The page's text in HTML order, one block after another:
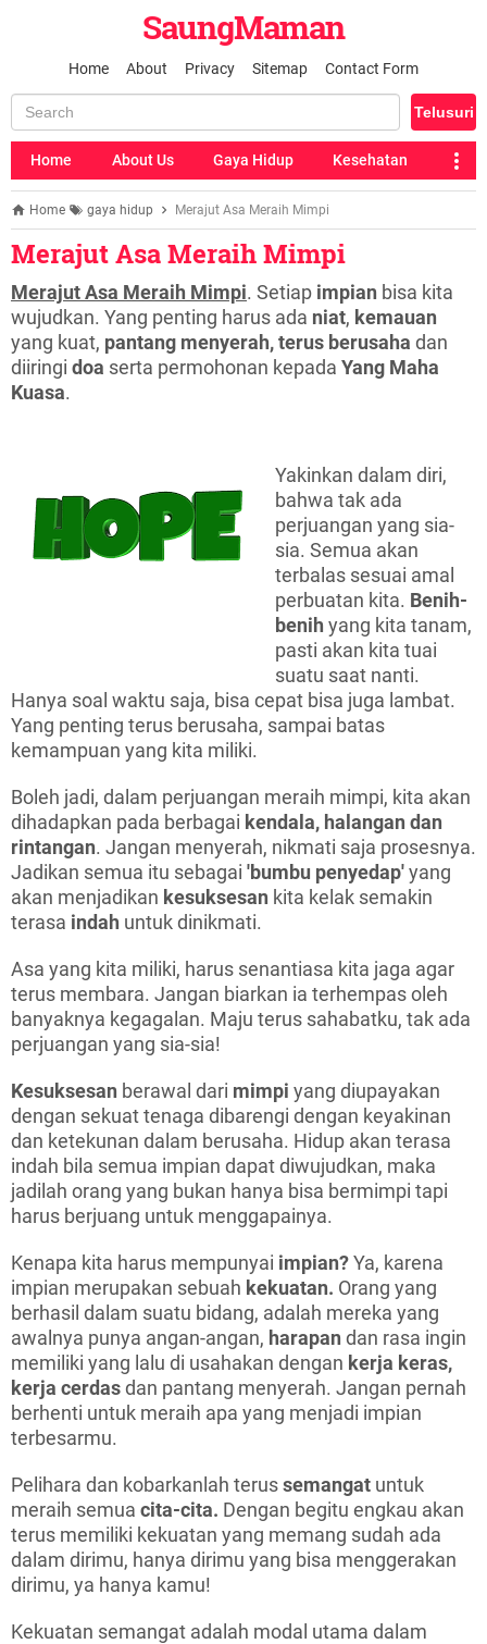
SaungMaman
Home About Privacy Sitemap Contact Form
Home About Us Gaya Hidup Kesehatan
Home gaya hidup Merajut Asa Meraih Mimpi
Merajut Asa Meraih Mimpi
Merajut Asa Meraih Mimpi. Setiap impian bisa kita
wujudkan. Yang penting harus ada niat, kemauan
yang kuat, pantang menyerah, terus berusaha dan
diiringi doa serta permohonan kepada Yang Maha
Kuasa.
Yakinkan dalam diri,
bahwa tak ada
perjuangan yang sia-
sia. Semua akan
terbalas sesuai amal
perbuatan kita. Benih-
benih yang kita tanam,
pasti akan kita tuai
suatu saat nanti.
Hanya soal waktu saja, bisa cepat bisa juga lambat.
Yang penting terus berusaha, sampai batas
kemampuan yang kita miliki.
Boleh jadi, dalam perjuangan meraih mimpi, kita akan
dihadapkan pada berbagai kendala, halangan dan
rintangan. Jangan menyerah, nikmati saja prosesnya.
Jadikan semua itu sebagai 'bumbu penyedap'yang
akan menjadikan kesuksesan kita kelak semakin
terasa indah untuk dinikmati.
Asa yang kita miliki, harus senantiasa kita jaga agar
terus membara. Jangan biarkan ia terhempas oleh
banyaknya kegagalan. Maju terus sahabatku, tak ada
perjuangan yang sia-sia!
Kesuksesan berawal dari mimpi yang diupayakan
dengan sekuat tenaga dibarengi dengan keyakinan
dan ketekunan dalam berusaha. Hidup akan terasa
indah bila semua impian dapat diwujudkan, maka
jadilah orang yang bukan hanya bisa bermimpi tapi
harus berjuang untuk menggapainya.
Kenapa kita harus mempunyai impian?Ya, karena
impian merupakan sebuah kekuatan. Orang yang
berhasil dalam suatu bidang, adalah mereka yang
awalnya punya angan-angan, harapan dan rasa ingin
memiliki yang lalu di usahakan dengan kerja keras,
kerja cerdasdan pantang menyerah. Jangan pernah
berhenti untuk meraih apa yang menjadi impian
terbesarmu.
Pelihara dan kobarkanlah terussemangat untuk
meraih semua cita-cita. Dengan begitu engkau akan
terus memiliki kekuatan yang memang sudah ada
dalam dirimu, hanya dirimu yang bisa menggerakan
dirimu, ya hanya kamu!
Kekuatan semangat adalah modal utama dalam